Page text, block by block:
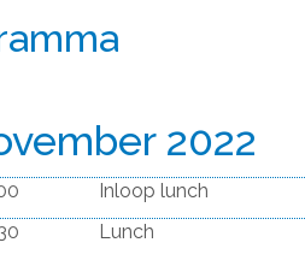
2022
Inloop lunch
Lunch